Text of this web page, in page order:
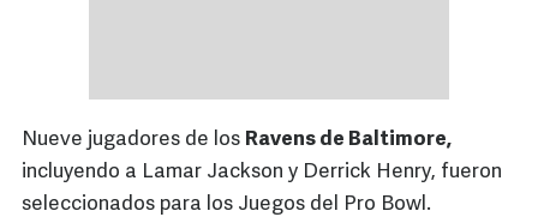
Nueve jugadores de los Ravens de Baltimore,
incluyendo a Lamar Jackson y Derrick Henry, fueron
seleccionados para los Juegos del Pro Bowl.